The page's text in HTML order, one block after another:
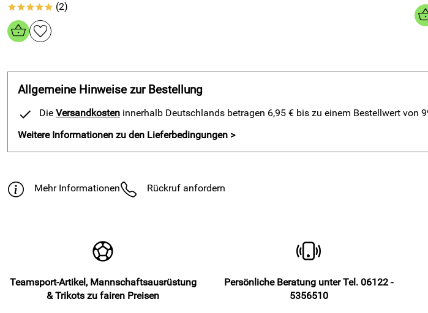
***** (2)
Allgemeine Hinweise zur Bestellung
Die Versandkosten innerhalb Deutschlands betragen 6,95 € bis zu einem Bestellwert von
Weitere Informationen zu den Lieferbedingungen >
Mehr Informationen Rückruf anfordern
Teamsport-Artikel, Mannschaftsausrüstung
& Trikots zu fairen Preisen
Persönliche Beratung unter Tel. 06122 -
5356510